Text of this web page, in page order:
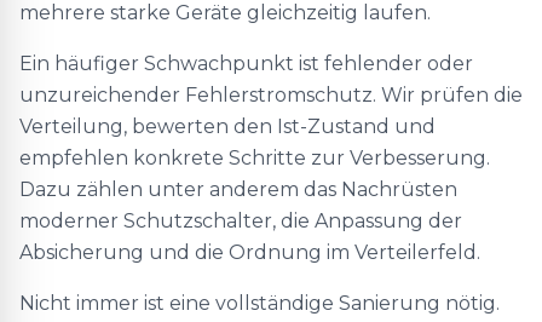
mehrere starke Geräte gleichzeitig laufen.
Ein häufiger Schwachpunkt ist fehlender oder
unzureichender Fehlerstromschutz. Wir prüfen die
Verteilung, bewerten den Ist-Zustand und
empfehlen konkrete Schritte zur Verbesserung.
Dazu zählen unter anderem das Nachrüsten
moderner Schutzschalter, die Anpassung der
Absicherung und die Ordnung im Verteilerfeld.
Nicht immer ist eine vollständige Sanierung nötig.